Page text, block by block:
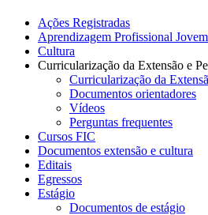
Ações Registradas
Aprendizagem Profissional
Cultura
Curricularização da Extensão e
Curricularização da
Documentos orientadores
Vídeos
Perguntas frequentes
Cursos FIC
Documentos extensão e cultura
Editais
Egressos
Estágio
Documentos de estágio